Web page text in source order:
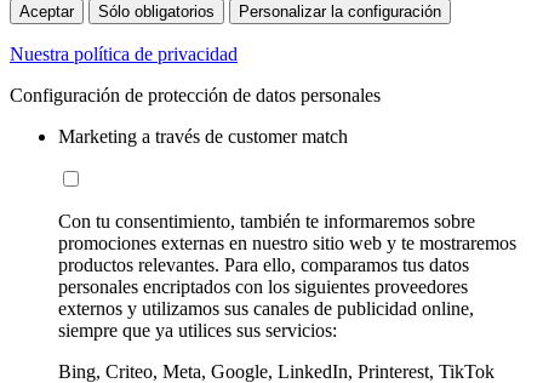
Aceptar Sólo obligatorios Personalizar la configuración
Nuestra política de privacidad
Configuración de protección de datos personales
Marketing a través de customer match
Con tu consentimiento, también te informaremos sobre
promociones externas en nuestro sitio web y te mostraremos
productos relevantes. Para ello, comparamos tus datos
personales encriptados con los siguientes proveedores
externos y utilizamos sus canales de publicidad online,
siempre que ya utilices sus servicios:
Bing, Criteo, Meta, Google, LinkedIn, Printerest, TikTok